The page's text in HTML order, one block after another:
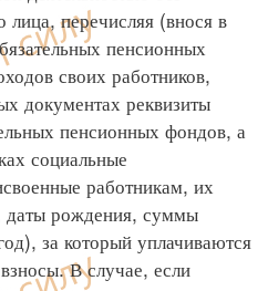
лица, перечисляя (внося в
пенсионных
своих работников,
документах реквизиты
пенсионных фондов, а
социальные
работникам, их
даты рождения, суммы
за который уплачиваются
В случае, если